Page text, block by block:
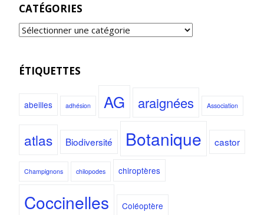
CATÉGORIES
ÉTIQUETTES
abeilles adhésion AG araignées Association
atlas Biodiversité Botanique castor
Champignons chilopodes chiroptères
Coccinelles Coléoptère